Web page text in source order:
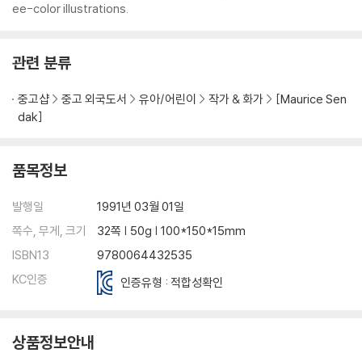
ee-color illustrations.
관련 분류
중고샵 중고 외국도서 유아/어린이 작가 & 화가
[Maurice Sen
dak]
품목정보
발행일
1991년 03월 01일
쪽수, 무게, 크기
32쪽 | 50g | 100*150*15mm
ISBN13
9780064432535
KC인증
인증유형 : 적합성확인
상품정보안내